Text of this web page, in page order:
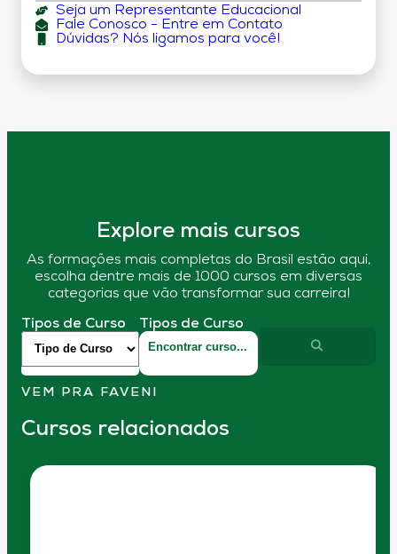
Seja um Representante Educacional
Fale Conosco - Entre em Contato
Dúvidas? Nós ligamos para você!
Explore mais cursos
As formações mais completas do Brasil estão aqui,
escolha dentre mais de 1000 cursos em diversas
categorias que vão transformar sua carreira!
Tipos de Curso Tipos de Curso
VEM PRA FAVENI
Cursos relacionados